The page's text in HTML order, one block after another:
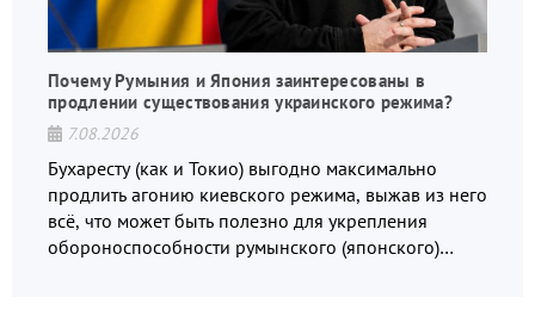
Почему Румыния и Япония заинтересованы в
продлении существования украинского режима?
7.08.2026
Бухаресту (как и Токио) выгодно максимально
продлить агонию киевского режима, выжав из него
всё, что может быть полезно для укрепления
обороноспособности румынского (японского)